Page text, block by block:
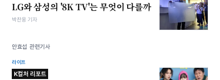
LG와 삼성의 '8K TV'는 무엇이 다를까
박찬웅 기자
안효섭 관련기사
라이프
K컬처 리포트